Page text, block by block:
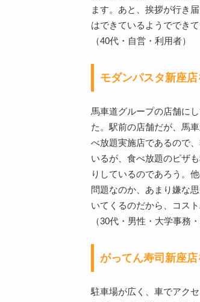
ます。あと、挨拶が行き
はできているようででき
（40代・自営・利用者）
モダンパスタ新座
馬車道グループの店舗に
た。駅前の店舗だが、馬
べ放題実施店であるので
いるが、食べ放題のピザ
りしているのであろう。
問題なのか、あまり嫌な
いてくるのだから、コス
（30代・男性・大学事務・
がってん寿司新座
駐車場が広く、車でアク